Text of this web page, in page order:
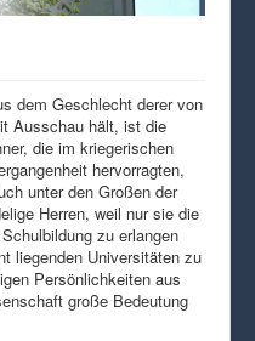
dem Geschlecht derer von
Ausschau hält, ist die
die im kriegerischen
hervorragten,
unter den Großen der
Herren, weil nur sie die
zu erlangen
liegenden Universitäten zu
Persönlichkeiten aus
große Bedeutung